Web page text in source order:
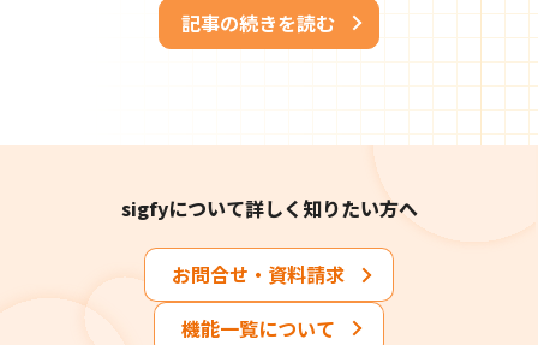
記事の続きを読む
sigfyについて詳しく知りたい方へ
お問合せ・資料請求
機能一覧について